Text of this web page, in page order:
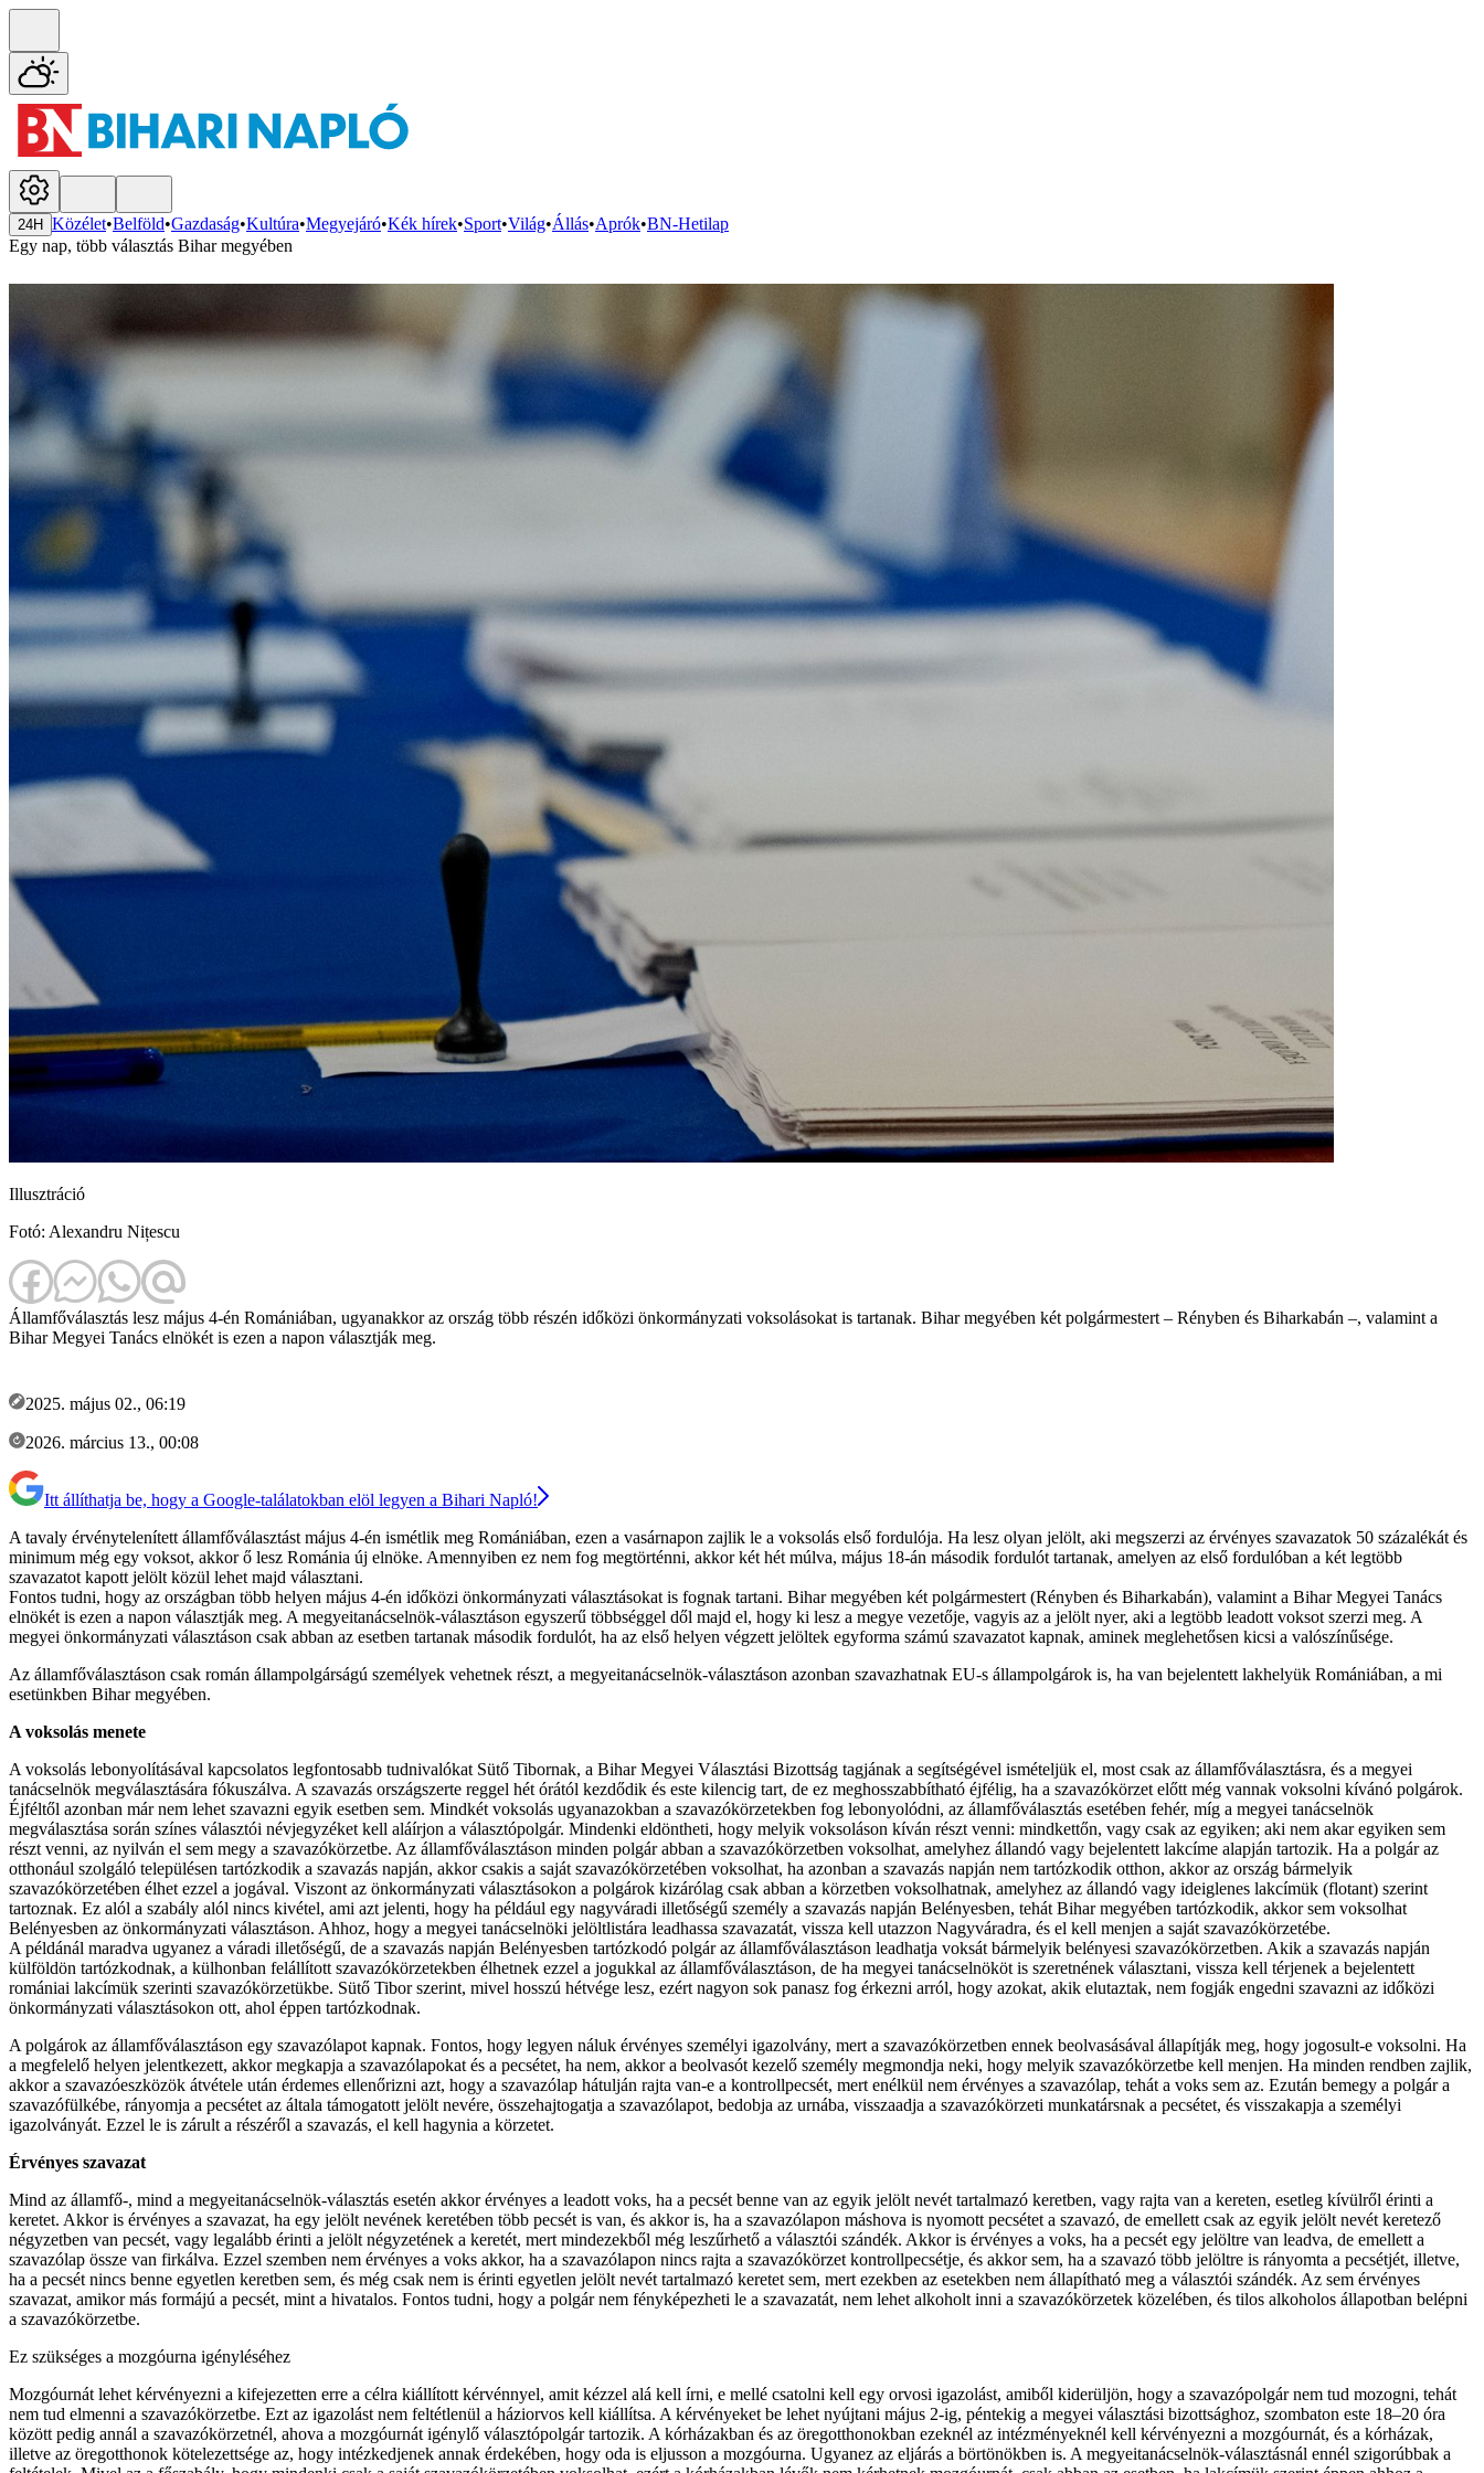
24H Közélet•Belföld•Gazdaság•Kultúra•Megyejáró•Kék hírek•Sport•Világ•Állás•Aprók•BN-Hetilap
Egy nap, több választás Bihar megyében
Illusztráció
Fotó: Alexandru Nițescu
Államfőválasztás lesz május 4-én Romániában, ugyanakkor az ország több részén időközi önkormányzati voksolásokat is tartanak. Bihar megyében két polgármestert – Rényben és Biharkabán –, valamint a
Bihar Megyei Tanács elnökét is ezen a napon választják meg.
2025. május 02., 06:19
2026. március 13., 00:08
Itt állíthatja be, hogy a Google-találatokban elöl legyen a Bihari Napló!
A tavaly érvénytelenített államfőválasztást május 4-én ismétlik meg Romániában, ezen a vasárnapon zajlik le a voksolás első fordulója. Ha lesz olyan jelölt, aki megszerzi az érvényes szavazatok 50 százalékát és
minimum még egy voksot, akkor ő lesz Románia új elnöke. Amennyiben ez nem fog megtörténni, akkor két hét múlva, május 18-án második fordulót tartanak, amelyen az első fordulóban a két legtöbb
szavazatot kapott jelölt közül lehet majd választani.
Fontos tudni, hogy az országban több helyen május 4-én időközi önkormányzati választásokat is fognak tartani. Bihar megyében két polgármestert (Rényben és Biharkabán), valamint a Bihar Megyei Tanács
elnökét is ezen a napon választják meg. A megyeitanácselnök-választáson egyszerű többséggel dől majd el, hogy ki lesz a megye vezetője, vagyis az a jelölt nyer, aki a legtöbb leadott voksot szerzi meg. A
megyei önkormányzati választáson csak abban az esetben tartanak második fordulót, ha az első helyen végzett jelöltek egyforma számú szavazatot kapnak, aminek meglehetősen kicsi a valószínűsége.
Az államfőválasztáson csak román állampolgárságú személyek vehetnek részt, a megyeitanácselnök-választáson azonban szavazhatnak EU-s állampolgárok is, ha van bejelentett lakhelyük Romániában, a mi
esetünkben Bihar megyében.
A voksolás menete
A voksolás lebonyolításával kapcsolatos legfontosabb tudnivalókat Sütő Tibornak, a Bihar Megyei Választási Bizottság tagjának a segítségével ismételjük el, most csak az államfőválasztásra, és a megyei
tanácselnök megválasztására fókuszálva. A szavazás országszerte reggel hét órától kezdődik és este kilencig tart, de ez meghosszabbítható éjfélig, ha a szavazókörzet előtt még vannak voksolni kívánó polgárok.
Éjféltől azonban már nem lehet szavazni egyik esetben sem. Mindkét voksolás ugyanazokban a szavazókörzetekben fog lebonyolódni, az államfőválasztás esetében fehér, míg a megyei tanácselnök
megválasztása során színes választói névjegyzéket kell aláírjon a választópolgár. Mindenki eldöntheti, hogy melyik voksoláson kíván részt venni: mindkettőn, vagy csak az egyiken; aki nem akar egyiken sem
részt venni, az nyilván el sem megy a szavazókörzetbe. Az államfőválasztáson minden polgár abban a szavazókörzetben voksolhat, amelyhez állandó vagy bejelentett lakcíme alapján tartozik. Ha a polgár az
otthonául szolgáló településen tartózkodik a szavazás napján, akkor csakis a saját szavazókörzetében voksolhat, ha azonban a szavazás napján nem tartózkodik otthon, akkor az ország bármelyik
szavazókörzetében élhet ezzel a jogával. Viszont az önkormányzati választásokon a polgárok kizárólag csak abban a körzetben voksolhatnak, amelyhez az állandó vagy ideiglenes lakcímük (flotant) szerint
tartoznak. Ez alól a szabály alól nincs kivétel, ami azt jelenti, hogy ha például egy nagyváradi illetőségű személy a szavazás napján Belényesben, tehát Bihar megyében tartózkodik, akkor sem voksolhat
Belényesben az önkormányzati választáson. Ahhoz, hogy a megyei tanácselnöki jelöltlistára leadhassa szavazatát, vissza kell utazzon Nagyváradra, és el kell menjen a saját szavazókörzetébe.
A példánál maradva ugyanez a váradi illetőségű, de a szavazás napján Belényesben tartózkodó polgár az államfőválasztáson leadhatja voksát bármelyik belényesi szavazókörzetben. Akik a szavazás napján
külföldön tartózkodnak, a külhonban felállított szavazókörzetekben élhetnek ezzel a jogukkal az államfőválasztáson, de ha megyei tanácselnököt is szeretnének választani, vissza kell térjenek a bejelentett
romániai lakcímük szerinti szavazókörzetükbe. Sütő Tibor szerint, mivel hosszú hétvége lesz, ezért nagyon sok panasz fog érkezni arról, hogy azokat, akik elutaztak, nem fogják engedni szavazni az időközi
önkormányzati választásokon ott, ahol éppen tartózkodnak.
A polgárok az államfőválasztáson egy szavazólapot kapnak. Fontos, hogy legyen náluk érvényes személyi igazolvány, mert a szavazókörzetben ennek beolvasásával állapítják meg, hogy jogosult-e voksolni. Ha
a megfelelő helyen jelentkezett, akkor megkapja a szavazólapokat és a pecsétet, ha nem, akkor a beolvasót kezelő személy megmondja neki, hogy melyik szavazókörzetbe kell menjen. Ha minden rendben zajlik,
akkor a szavazóeszközök átvétele után érdemes ellenőrizni azt, hogy a szavazólap hátulján rajta van-e a kontrollpecsét, mert enélkül nem érvényes a szavazólap, tehát a voks sem az. Ezután bemegy a polgár a
szavazófülkébe, rányomja a pecsétet az általa támogatott jelölt nevére, összehajtogatja a szavazólapot, bedobja az urnába, visszaadja a szavazókörzeti munkatársnak a pecsétet, és visszakapja a személyi
igazolványát. Ezzel le is zárult a részéről a szavazás, el kell hagynia a körzetet.
Érvényes szavazat
Mind az államfő-, mind a megyeitanácselnök-választás esetén akkor érvényes a leadott voks, ha a pecsét benne van az egyik jelölt nevét tartalmazó keretben, vagy rajta van a kereten, esetleg kívülről érinti a
keretet. Akkor is érvényes a szavazat, ha egy jelölt nevének keretében több pecsét is van, és akkor is, ha a szavazólapon máshova is nyomott pecsétet a szavazó, de emellett csak az egyik jelölt nevét keretező
négyzetben van pecsét, vagy legalább érinti a jelölt négyzetének a keretét, mert mindezekből még leszűrhető a választói szándék. Akkor is érvényes a voks, ha a pecsét egy jelöltre van leadva, de emellett a
szavazólap össze van firkálva. Ezzel szemben nem érvényes a voks akkor, ha a szavazólapon nincs rajta a szavazókörzet kontrollpecsétje, és akkor sem, ha a szavazó több jelöltre is rányomta a pecsétjét, illetve,
ha a pecsét nincs benne egyetlen keretben sem, és még csak nem is érinti egyetlen jelölt nevét tartalmazó keretet sem, mert ezekben az esetekben nem állapítható meg a választói szándék. Az sem érvényes
szavazat, amikor más formájú a pecsét, mint a hivatalos. Fontos tudni, hogy a polgár nem fényképezheti le a szavazatát, nem lehet alkoholt inni a szavazókörzetek közelében, és tilos alkoholos állapotban belépni
a szavazókörzetbe.
Ez szükséges a mozgóurna igényléséhez
Mozgóurnát lehet kérvényezni a kifejezetten erre a célra kiállított kérvénnyel, amit kézzel alá kell írni, e mellé csatolni kell egy orvosi igazolást, amiből kiderüljön, hogy a szavazópolgár nem tud mozogni, tehát
nem tud elmenni a szavazókörzetbe. Ezt az igazolást nem feltétlenül a háziorvos kell kiállítsa. A kérvényeket be lehet nyújtani május 2-ig, péntekig a megyei választási bizottsághoz, szombaton este 18–20 óra
között pedig annál a szavazókörzetnél, ahova a mozgóurnát igénylő választópolgár tartozik. A kórházakban és az öregotthonokban ezeknél az intézményeknél kell kérvényezni a mozgóurnát, és a kórházak,
illetve az öregotthonok kötelezettsége az, hogy intézkedjenek annak érdekében, hogy oda is eljusson a mozgóurna. Ugyanez az eljárás a börtönökben is. A megyeitanácselnök-választásnál ennél szigorúbbak a